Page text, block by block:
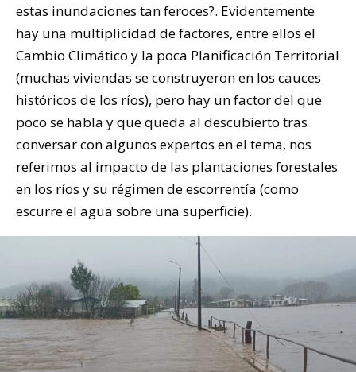
estas inundaciones tan feroces?. Evidentemente
hay una multiplicidad de factores, entre ellos el
Cambio Climático y la poca Planificación Territorial
(muchas viviendas se construyeron en los cauces
históricos de los ríos), pero hay un factor del que
poco se habla y que queda al descubierto tras
conversar con algunos expertos en el tema, nos
referimos al impacto de las plantaciones forestales
en los ríos y su régimen de escorrentía (como
escurre el agua sobre una superficie).